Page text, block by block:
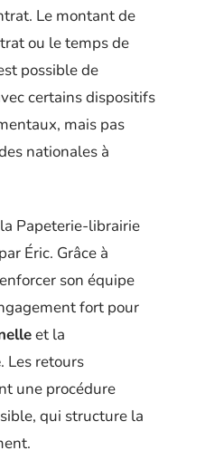
Le montant de
ou le temps de
possible de
certains dispositifs
mais pas
nationales à
Papeterie-librairie
Éric. Grâce à
son équipe
fort pour
et la
. Les retours
une procédure
qui structure la